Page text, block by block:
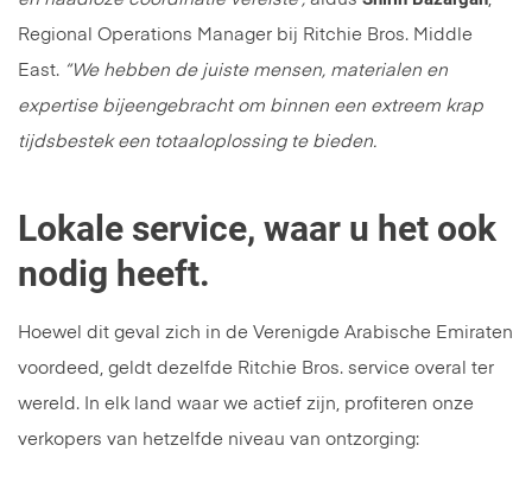
Regional Operations Manager bij Ritchie Bros. Middle
East. “We hebben de juiste mensen, materialen en
expertise bijeengebracht om binnen een extreem krap
tijdsbestek een totaaloplossing te bieden.
Lokale service, waar u het ook
nodig heeft.
Hoewel dit geval zich in de Verenigde Arabische Emiraten
voordeed, geldt dezelfde Ritchie Bros. service overal ter
wereld. In elk land waar we actief zijn, profiteren onze
verkopers van hetzelfde niveau van ontzorging: